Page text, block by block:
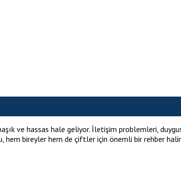
ve hassas hale geliyor. İletişim problemleri,
bireyler hem de çiftler için önemli bir rehber